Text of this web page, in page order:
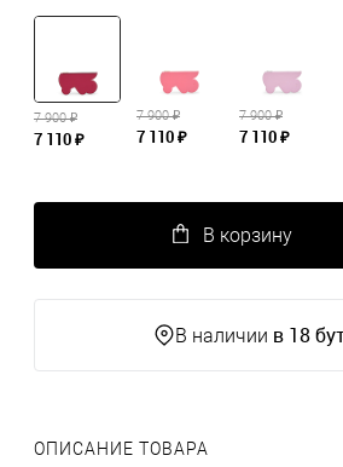
7 900 ₽
7 110 ₽
7 900 ₽
7 110 ₽
7 900 ₽
7 110 ₽
В корзину
В наличии в 18
ОПИСАНИЕ ТОВАРА